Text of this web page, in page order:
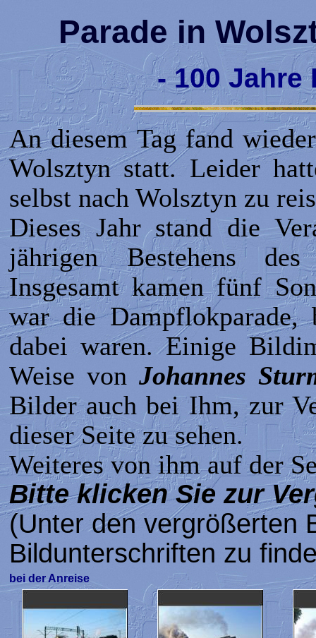
Parade in
- 100 Jahre
An diesem Tag fand
Wolsztyn statt. Leider
selbst nach Wolsztyn zu
Dieses Jahr stand die
jährigen Bestehens
Insgesamt kamen fünf
war die
dabei waren. Einige
Weise von Johannes
Bilder auch bei Ihm, zur
dieser Seite zu sehen.
Weiteres von ihm auf der
Bitte klicken Sie zur
(Unter den vergrößerten
Bildunterschriften zu
bei der Anreise